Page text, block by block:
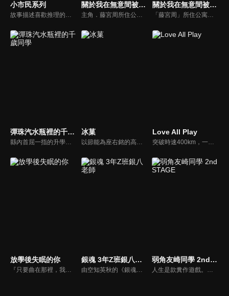
小市民系列
故事描述喜歡推理的高中生小鳩常悟朗, 經歷了一段痛苦的經歷 , 而同班同學小佐內由紀與常悟朗有著相似境遇。兩人為了追求「小市民」生活, 建立了互惠關係的搭檔關係。故事圍繞著這一組合,他們在追求寧靜高中生活的同時,面對日常中發生的事件謎團展開挑戰 。小鳩常悟朗是故事中的主人公, 也是偵探角色,他以第一人稱敘述整個故事。
關於我在無意間被隔壁的天使變成廢柴這件事 2
主角．藤宮周所住公寓的隔壁，住著學校第一的美少女椎名真晝。自從周看到真晝在雨中淋得全身濕透而把傘借給她以後，原本並無交集的兩人便開始了奇妙的交流。
關於我在無意間被隔壁的天使變成廢柴這件事
「藤宮周」所住公寓的隔壁，住著一位天使「椎名真晝」。她是一位學校第一的美少女，不但外貌可愛，成績優異，也擅長運動，是藤宮周所高攀不起的存在。有一天，周看到真晝一人坐在公園的鞦韆上，全身被綿綿細雨淋得全身濕透。周把傘借給她以後，原本並無交集的兩人便開始了奇妙的交流——
彈珠汽水瓶裡的千歲同學
縣內首屈一指的升學名校・藤志高中就讀的千歲朔。學業、運動、社交能力全都屬於高水準，無論好壞都備受矚目的他身旁，聚集著人人稱羨的華麗夥伴們。在新的班級迎來的二年級春天。朔被拜託去矯正一名隱居家中的學生——。以福井為舞台編織而成，無限湛藍、無限耀眼，情感澎湃的青春物語！
冰菓
以節能為座右銘的高中生折木奉太郎，為一個小小的原因而加入了瀕臨廢社的『古籍社』。古籍社的社員包括他在社裏認識的好奇寶寶，也就是女主角千反田愛瑠，還有他從國中就認識的伊原摩耶花和福部里志。這是他們四人以神山高中為舞台，對一樁樁事件展開推理的青春學園推理劇！
Love All Play
突破時速400km，一生只有一次的青春，比賽開始。正在享受青春時代的你，曾享受過青春時代的你，讓眾人感到熱血沸騰，青春羽球社！ 「Love all play」全新的羽球競賽，就此開打。
放學後失眠的你 銀魂 3年Z班銀八老師 弱角友崎同學 2nd STAGE